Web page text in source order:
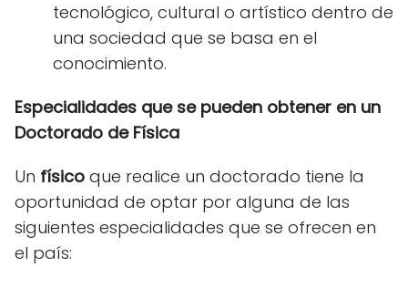
tecnológico, cultural o artístico dentro de
una sociedad que se basa en el
conocimiento.
Especialidades que se pueden obtener en un
Doctorado de Física
Un físico que realice un doctorado tiene la
oportunidad de optar por alguna de las
siguientes especialidades que se ofrecen en
el país: